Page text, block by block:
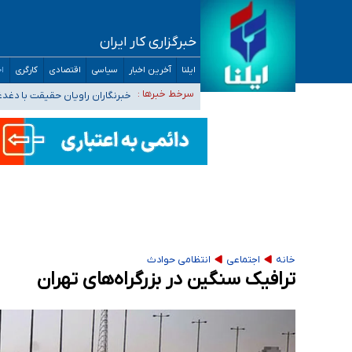
خبرگزاری کار ایران
ایلنا آخرین اخبار سیاسی اقتصادی کارگری
سرخط خبرها :
تعویق آزمون ورودی دکترای تخصصی
خبرنگاران راویان حقیقت با
هیچ پرستاری بازداشت یا اخراج نشده است/ از
ثبت‌نام بخش عمده دانش‌آموزان مدارس
خانه اجتماعی انتظامی حوادث
ترافیک سنگین در بزرگراه‌های تهران